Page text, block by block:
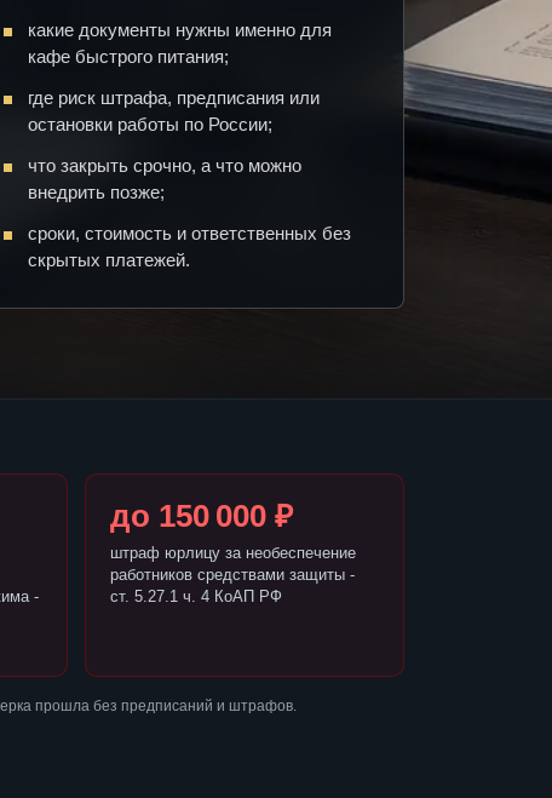
какие документы нужны именно для
кафе быстрого питания;
где риск штрафа, предписания или
остановки работы по России;
что закрыть срочно, а что можно
внедрить позже;
сроки, стоимость и ответственных без
скрытых платежей.
-
до 150 000 ₽
штраф юрлицу за необеспечение
работников средствами защиты -
ст. 5.27.1 ч. 4 КоАП РФ
прошла без предписаний и штрафов.